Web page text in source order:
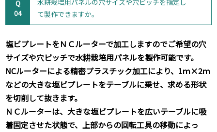
Q
04
水耕栽培用パネルの穴サイズや穴ピッチを指定し
て製作できますか。
塩ビプレートをＮＣルーターで加工しますのでご希望の穴
サイズや穴ピッチで水耕栽培用パネルを製作可能です。
NCルーターによる精密プラスチック加工により、1ｍ×2ｍ
などの大きな塩ビプレートをテーブルに乗せ、求める形状
を切削して抜きます。
ＮＣルーターは、大きな塩ビプレートを広いテーブルに吸
着固定させた状態で、上部からの回転工具の移動によっ